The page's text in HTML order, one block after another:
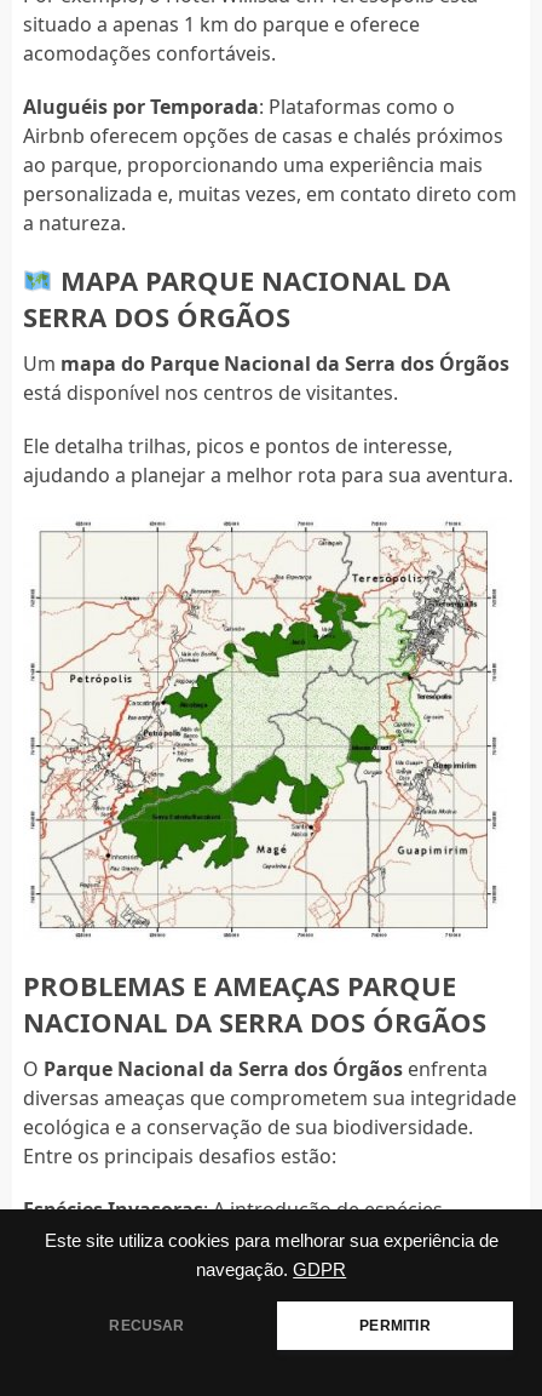
Este site utiliza cookies para melhorar sua experiência de
navegação. GDPR
RECUSAR PERMITIR
situado a apenas 1 km do parque e oferece
acomodações confortáveis.
Aluguéis por Temporada: Plataformas como o
Airbnb oferecem opções de casas e chalés próximos
ao parque, proporcionando uma experiência mais
personalizada e, muitas vezes, em contato direto com
a natureza.
MAPA PARQUE NACIONAL DA
SERRA DOS ÓRGÃOS
Um mapa do Parque Nacional da Serra dos Órgãos
está disponível nos centros de visitantes.
Ele detalha trilhas, picos e pontos de interesse,
ajudando a planejar a melhor rota para sua aventura.
PROBLEMAS E AMEAÇAS PARQUE
NACIONAL DA SERRA DOS ÓRGÃOS
O Parque Nacional da Serra dos Órgãosenfrenta
diversas ameaças que comprometem sua integridade
ecológica e a conservação de sua biodiversidade.
Entre os principais desafios estão:
Espécies Invasoras: A introdução de espécies
exóticas, como os saguis-do-tufo-branco (Callithrix
jacchus) e saguis-do-tufo-preto (Callithrix penicillata),
originários de outras regiões do Brasil, representa
uma ameaça significativa.